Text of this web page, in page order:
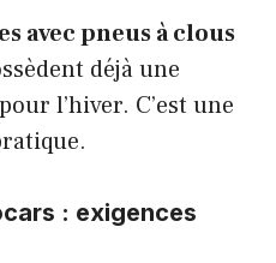
avec pneus à clous
déjà une
l’hiver. C’est une
: exigences